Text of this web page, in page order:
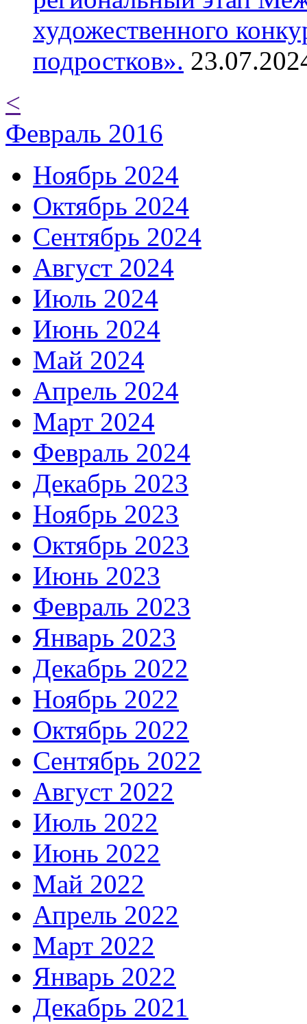
художественного
подростков».
<
Февраль 2016
Ноябрь 2024
Октябрь 2024
Сентябрь 2024
Август 2024
Июль 2024
Июнь 2024
Май 2024
Апрель 2024
Март 2024
Февраль 2024
Декабрь 2023
Ноябрь 2023
Октябрь 2023
Июнь 2023
Февраль 2023
Январь 2023
Декабрь 2022
Ноябрь 2022
Октябрь 2022
Сентябрь 2022
Август 2022
Июль 2022
Июнь 2022
Май 2022
Апрель 2022
Март 2022
Январь 2022
Декабрь 2021